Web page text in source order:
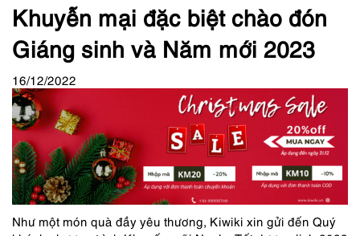
Khuyễn mại đặc biệt chào đón
Giáng sinh và Năm mới 2023
16/12/2022
Như một món quà đầy yêu thương, Kiwiki xin gửi đến Quý